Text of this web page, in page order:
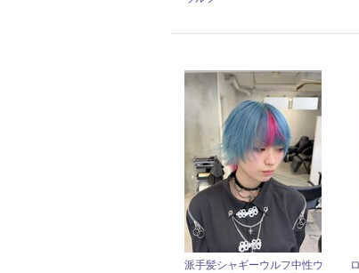
派手髪シャギーウルフ中性ウ